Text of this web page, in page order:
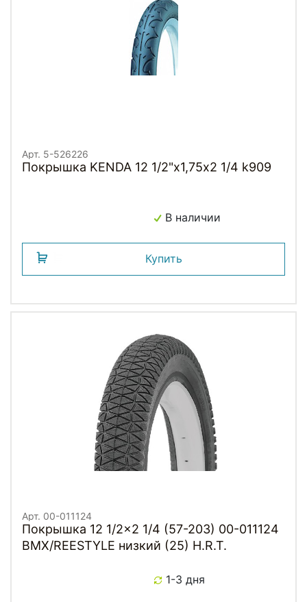
Арт. 5-526226
Покрышка KENDA 12 1/2"х1,75x2 1/4 k909
В наличии
Купить
Арт. 00-011124
Покрышка 12 1/2x2 1/4 (57-203) 00-011124
BMX/REESTYLE низкий (25) H.R.T.
1-3 дня